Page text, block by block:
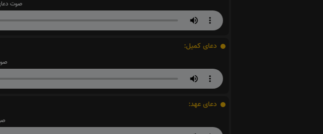
صوت
دعای کمیل:
دعای عهد: